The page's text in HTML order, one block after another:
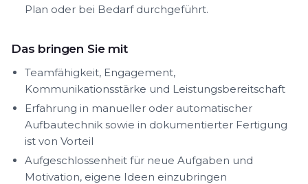
Plan oder bei Bedarf durchgeführt.
Das bringen Sie mit
Teamfähigkeit, Engagement,
Kommunikationsstärke und Leistungsbereitschaft
Erfahrung in manueller oder automatischer
Aufbautechnik sowie in dokumentierter Fertigung
ist von Vorteil
Aufgeschlossenheit für neue Aufgaben und
Motivation, eigene Ideen einzubringen